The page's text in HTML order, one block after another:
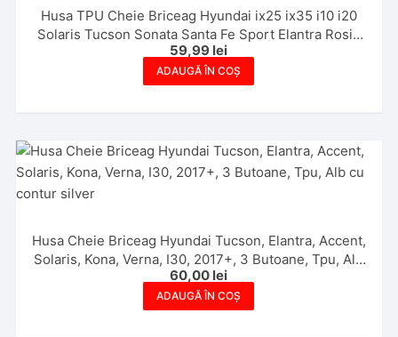
Husa TPU Cheie Briceag Hyundai ix25 ix35 i10 i20
Solaris Tucson Sonata Santa Fe Sport Elantra Rosie
Cu Butoane Negre
59,99 lei
ADAUGĂ ÎN COȘ
Husa Cheie Briceag Hyundai Tucson, Elantra, Accent,
Solaris, Kona, Verna, I30, 2017+, 3 Butoane, Tpu, Alb
cu contur silver
60,00 lei
ADAUGĂ ÎN COȘ